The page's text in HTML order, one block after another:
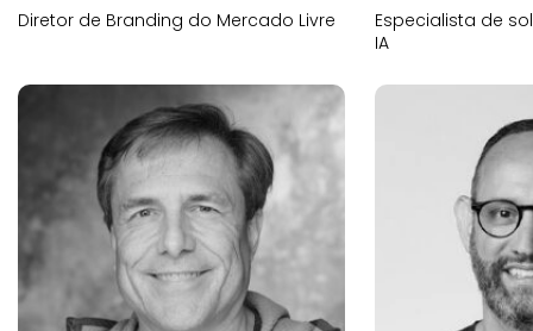
Diretor de Branding do Mercado Livre
Especialista de
IA